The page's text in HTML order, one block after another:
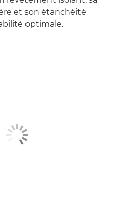
et son étanchéité
optimale.